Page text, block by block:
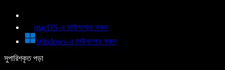
macOS-এ ডাউনলোড করুন
Windows-এ ডাউনলোড করুন
সুপারিশকৃত পড়া